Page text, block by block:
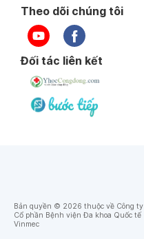
Theo dõi chúng tôi
Đối tác liên kết
Bản quyền © 2026 thuộc về Công ty
Cổ phần Bệnh viện Đa khoa Quốc tế
Vinmec